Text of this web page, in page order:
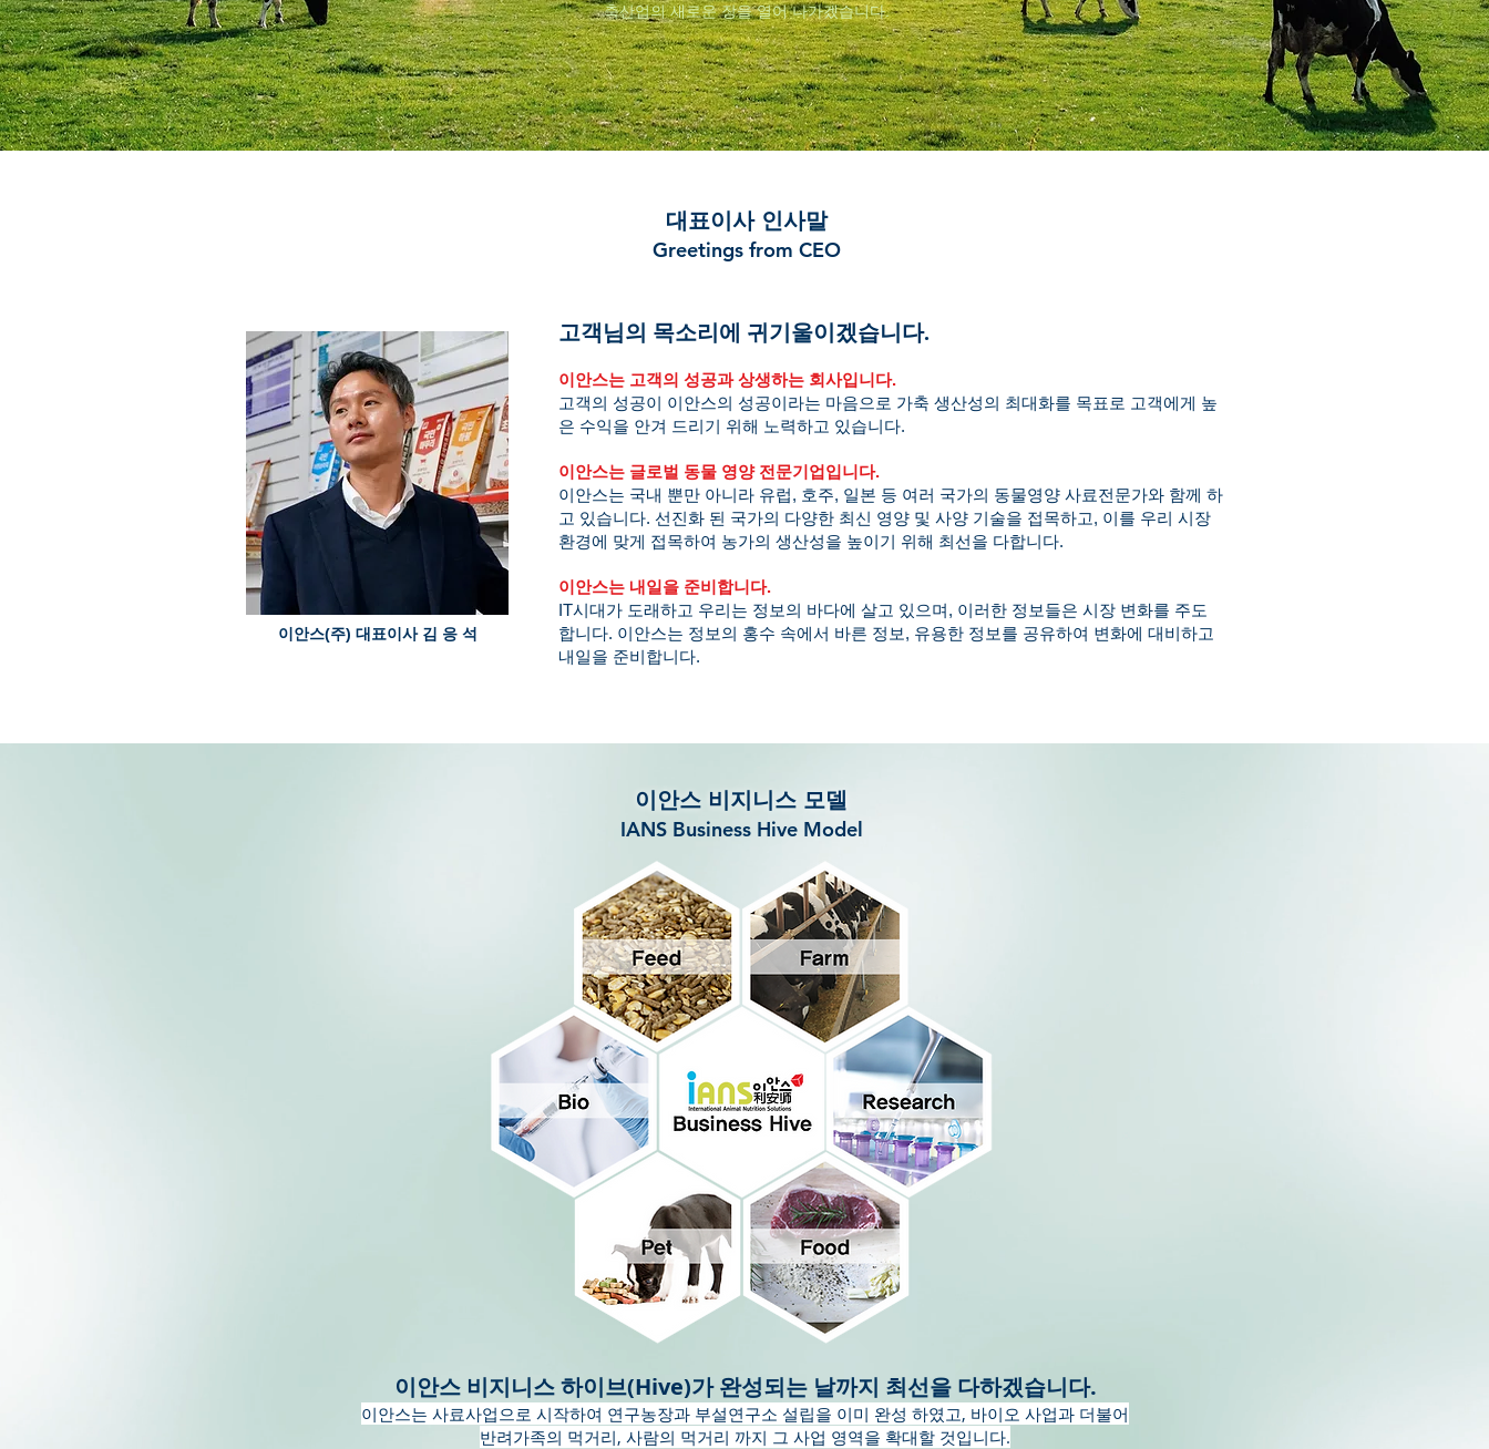
축산업의 새로운 장을 열어 나가겠습니다.
대표이사 인사말
Greetings from CEO
이안스(주) 대표이사 김 응 석
고객님의 목소리에 귀기울이겠습니다.
이안스는 고객의 성공과 상생하는 회사입니다.
고객의 성공이 이안스의 성공이라는 마음으로 가축 생산성의 최대화를 목표로 고객에게 높
은 수익을 안겨 드리기 위해 노력하고 있습니다.
이안스는 글로벌 동물 영양 전문기업입니다.
이안스는 국내 뿐만 아니라 유럽, 호주, 일본 등 여러 국가의 동물영양 사료전문가와 함께 하
고 있습니다. 선진화 된 국가의 다양한 최신 영양 및 사양 기술을 접목하고, 이를 우리 시장
환경에 맞게 접목하여 농가의 생산성을 높이기 위해 최선을 다합니다.
이안스는 내일을 준비합니다.
IT시대가 도래하고 우리는 정보의 바다에 살고 있으며, 이러한 정보들은 시장 변화를 주도
합니다. 이안스는 정보의 홍수 속에서 바른 정보, 유용한 정보를 공유하여 변화에 대비하고
내일을 준비합니다.
이안스 비지니스 모델
IANS Business Hive Model
이안스 비지니스 하이브(Hive)가 완성되는 날까지 최선을 다하겠습니다.
이안스는 사료사업으로 시작하여 연구농장과 부설연구소 설립을 이미 완성 하였고, 바이오 사업과 더불어
반려가족의 먹거리, 사람의 먹거리 까지 그 사업 영역을 확대할 것입니다.